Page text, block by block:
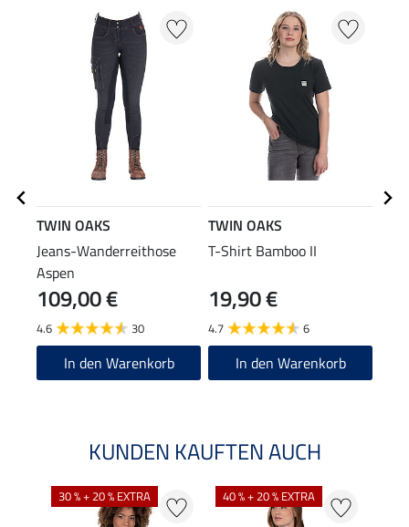
TWIN OAKS
Jeans-Wanderreithose
Aspen
109,00 €
4.6 30
In den Warenkorb
TWIN OAKS
T-Shirt Bamboo II
19,90 €
4.7 6
In den Warenkorb
KUNDEN KAUFTEN AUCH
30 % + 20 % EXTRA 40 % + 20 % EXTRA